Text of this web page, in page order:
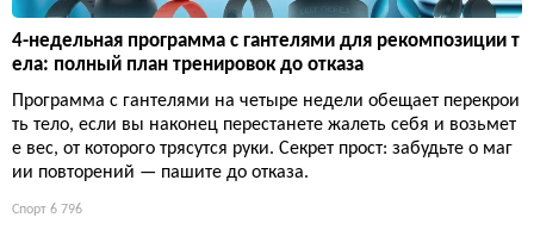
4-недельная программа с гантелями для рекомпозиции т
ела: полный план тренировок до отказа
Программа с гантелями на четыре недели обещает перекрои
ть тело, если вы наконец перестанете жалеть себя и возьмет
е вес, от которого трясутся руки. Секрет прост: забудьте о маг
ии повторений — пашите до отказа.
Спорт 6 796